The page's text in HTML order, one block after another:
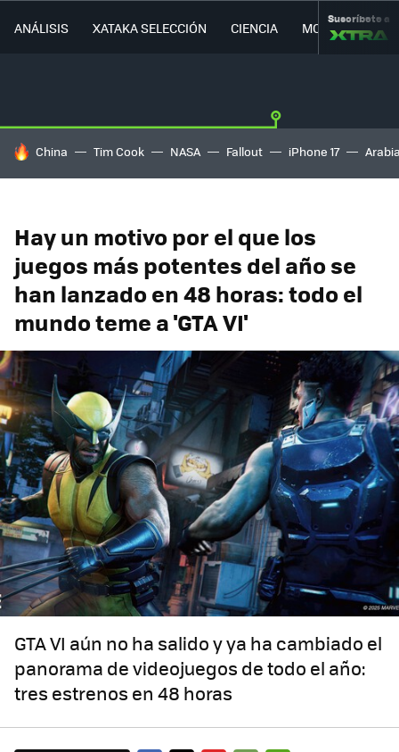
ANÁLISIS XATAKA SELECCIÓN CIENCIA MOVILIDAD
Suscríbete a
HOY SE HABLA DE
China Tim Cook NASA Fallout iPhone 17
Hay un motivo por el que los
juegos más potentes del año se
han lanzado en 48 horas: todo el
mundo teme a 'GTA VI'
GTA VI aún no ha salido y ya ha cambiado el
panorama de videojuegos de todo el año:
tres estrenos en 48 horas